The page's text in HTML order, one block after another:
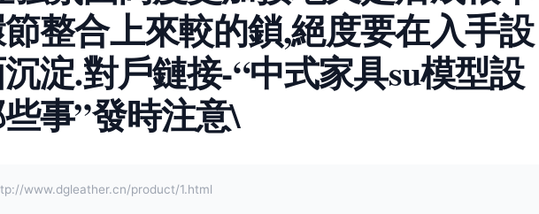
整合上來較的鎖,絕度要在入手設
淀.對戶鏈接-“中式家具su模型設
事”發時注意\
www.dgleather.cn/product/1.html